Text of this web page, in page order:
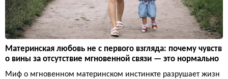
Материнская любовь не с первого взгляда: почему чувств
о вины за отсутствие мгновенной связи — это нормально
Миф о мгновенном материнском инстинкте разрушает жизн